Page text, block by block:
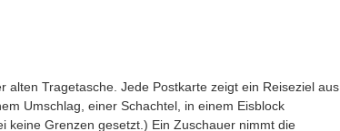
Tragetasche. Jede Postkarte zeigt ein Reiseziel aus
Umschlag, einer Schachtel, in einem Eisblock
keine Grenzen gesetzt.) Ein Zuschauer nimmt die